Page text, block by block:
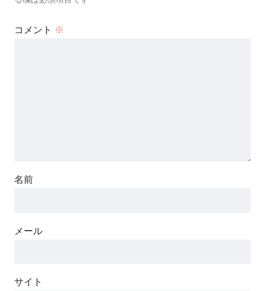
コメント ※
名前
メール
サイト